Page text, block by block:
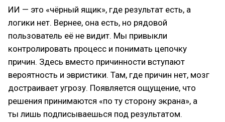
ИИ — это «чёрный ящик», где результат есть, а
логики нет. Вернее, она есть, но рядовой
пользователь её не видит. Мы привыкли
контролировать процесс и понимать цепочку
причин. Здесь вместо причинности вступают
вероятность и эвристики. Там, где причин нет, мозг
достраивает угрозу. Появляется ощущение, что
решения принимаются «по ту сторону экрана», а
ты лишь подписываешься под результатом.